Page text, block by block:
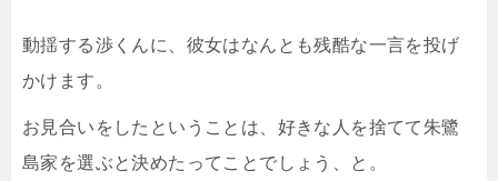
動揺する渉くんに、彼女はなんとも残酷な一言を投げ
かけます。
お見合いをしたということは、好きな人を捨てて朱鷺
島家を選ぶと決めたってことでしょう、と。